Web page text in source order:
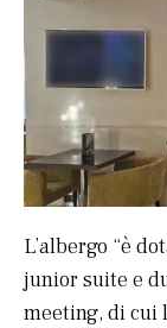
L’albergo “è
junior suite e
meeting, di cui